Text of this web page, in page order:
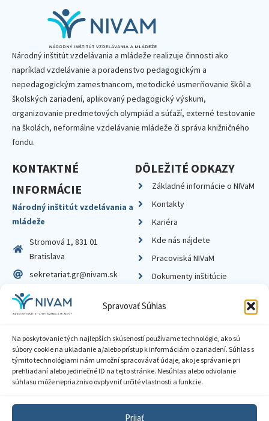
Spravovať Súhlas
Na poskytovanie tých najlepších skúseností používame technológie, ako sú
súbory cookie na ukladanie a/alebo prístup k informáciám o zariadení. Súhlas s
týmito technológiami nám umožní spracovávať údaje, ako je správanie pri
prehliadaní alebo jedinečné ID na tejto stránke. Nesúhlas alebo odvolanie
súhlasu môže nepriaznivo ovplyvniť určité vlastnosti a funkcie.
Prijať
Národný inštitút vzdelávania a mládeže realizuje činnosti ako
napríklad vzdelávanie a poradenstvo pedagogickým a
nepedagogickým zamestnancom, metodické usmerňovanie škôl a
školských zariadení, aplikovaný pedagogický výskum,
organizovanie predmetových olympiád a súťaží, externé testovanie
na školách, neformálne vzdelávanie mládeže či správa knižničného
fondu.
KONTAKTNÉ
INFORMÁCIE
Národný inštitút vzdelávania a
mládeže
Stromová 1, 831 01
Bratislava
sekretariat.gr@nivam.sk
IČO: 00164348
DIČ: 2020798714
DÔLEŽITÉ ODKAZY
Základné informácie o NIVaM
Kontakty
Kariéra
Kde nás nájdete
Pracoviská NIVaM
Dokumenty inštitúcie
Zásady ochrany súkromia